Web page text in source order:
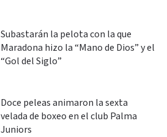
Subastarán la pelota con la que
Maradona hizo la “Mano de Dios” y el
“Gol del Siglo”
Doce peleas animaron la sexta
velada de boxeo en el club Palma
Juniors